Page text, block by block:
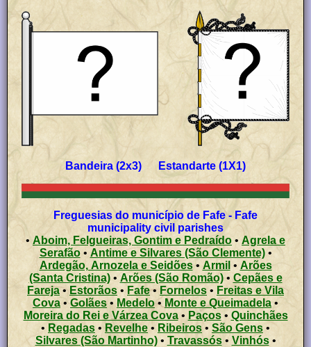
Bandeira (2x3) Estandarte (1X1)
Freguesias do município de Fafe - Fafe
municipality civil parishes
• Aboim, Felgueiras, Gontim e Pedraído • Agrela e
Serafão• Antime e Silvares (São Clemente)•
Ardegão, Arnozela e Seidões• Armil • Arões
(Santa Cristina)• Arões (São Romão)• Cepães e
Fareja• Estorãos • Fafe•Fornelos • Freitas e Vila
Cova •Golães • Medelo• Monte e Queimadela•
Moreira do Rei e Várzea Cova• Paços• Quinchães
• Regadas • Revelhe • Ribeiros • São Gens •
Silvares (São Martinho)• Travassós• Vinhós•